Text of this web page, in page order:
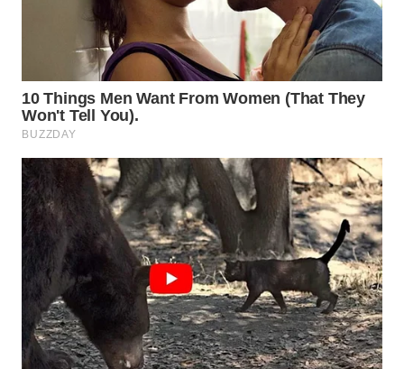
PRIANGAN
WN
SEMARANG
WN
SOLO
WN
BOROBUDUR
WN
MADURA